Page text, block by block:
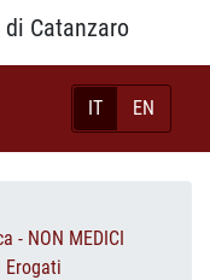
Catanzaro
IT EN
- NON MEDICI
Erogati